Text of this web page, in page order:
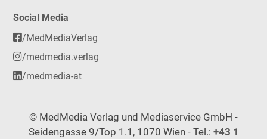
Social Media
/MedMediaVerlag
/medmedia.verlag
/medmedia-at
© MedMedia Verlag und Mediaservice GmbH -
Seidengasse 9/Top 1.1, 1070 Wien - Tel.: +43 1